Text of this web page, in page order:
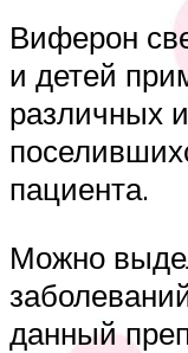
Виферон
и детей
различных
пациента.
Можно
данный